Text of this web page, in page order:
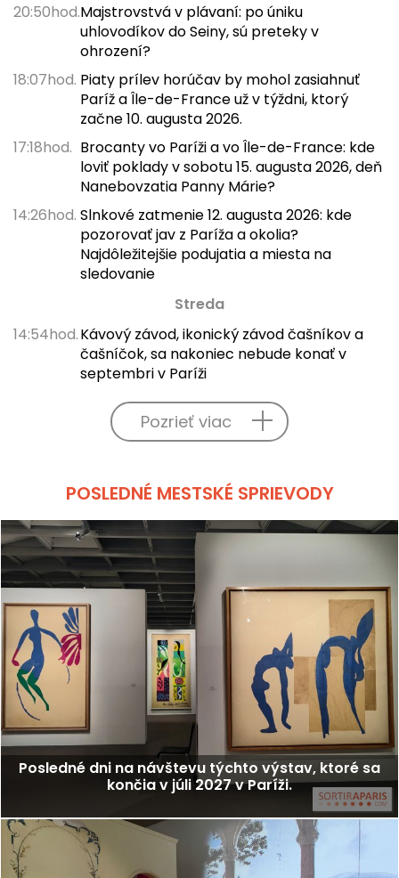
20:50hod.Majstrovstvá v plávaní: po úniku
uhlovodíkov do Seiny, sú preteky v
ohrození?
18:07hod. Piaty prílev horúčav by mohol zasiahnuť
Paríž a Île-de-France už v týždni, ktorý
začne 10. augusta 2026.
17:18hod. Brocanty vo Paríži a vo Île-de-France: kde
loviť poklady v sobotu 15. augusta 2026, deň
Nanebovzatia Panny Márie?
14:26hod. Slnkové zatmenie 12. augusta 2026: kde
pozorovať jav z Paríža a okolia?
Najdôležitejšie podujatia a miesta na
sledovanie
Streda
14:54hod.Kávový závod, ikonický závod čašníkov a
čašníčok, sa nakoniec nebude konať v
septembri v Paríži
Pozrieť viac
POSLEDNÉ MESTSKÉ SPRIEVODY
Posledné dni na návštevu týchto výstav, ktoré sa
končia v júli 2027 v Paríži.